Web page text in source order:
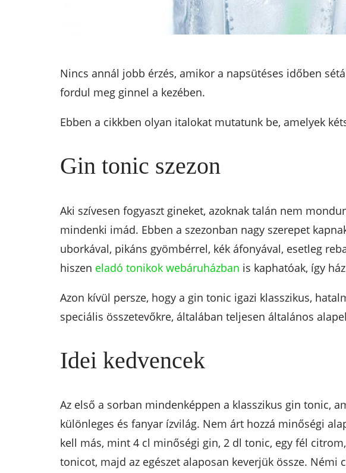
Nincs annál jobb érzés, amikor a napsütéses időben
fordul meg ginnel a kezében.
Ebben a cikkben olyan italokat mutatunk be, amelyek
Gin tonic szezon
Aki szívesen fogyaszt gineket, azoknak talán nem
mindenki imád. Ebben a szezonban nagy szerepet
uborkával, pikáns gyömbérrel, kék áfonyával, esetleg
hiszen eladó tonikok webáruházban is kaphatóak, így
Azon kívül persze, hogy a gin tonic igazi klasszikus,
speciális összetevőkre, általában teljesen általános
Idei kedvencek
Az első a sorban mindenképpen a klasszikus gin tonic,
különleges és fanyar ízvilág. Nem árt hozzá minőségi
kell más, mint 4 cl minőségi gin, 2 dl tonic, egy fél
tonicot, majd az egészet alaposan keverjük össze.